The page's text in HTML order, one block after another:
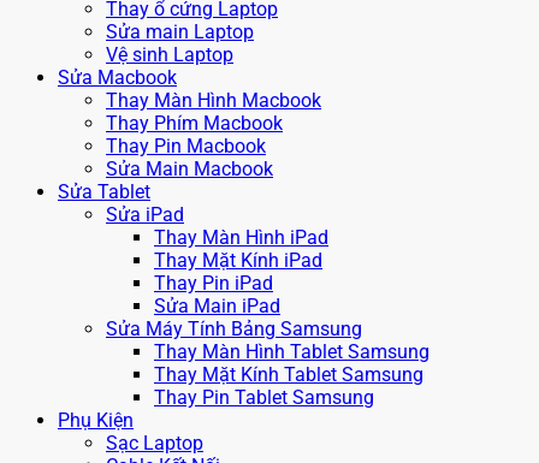
Thay ổ cứng Laptop
Sửa main Laptop
Vệ sinh Laptop
Sửa Macbook
Thay Màn Hình Macbook
Thay Phím Macbook
Thay Pin Macbook
Sửa Main Macbook
Sửa Tablet
Sửa iPad
Thay Màn Hình iPad
Thay Mặt Kính iPad
Thay Pin iPad
Sửa Main iPad
Sửa Máy Tính Bảng Samsung
Thay Màn Hình Tablet Samsung
Thay Mặt Kính Tablet Samsung
Thay Pin Tablet Samsung
Phụ Kiện
Sạc Laptop